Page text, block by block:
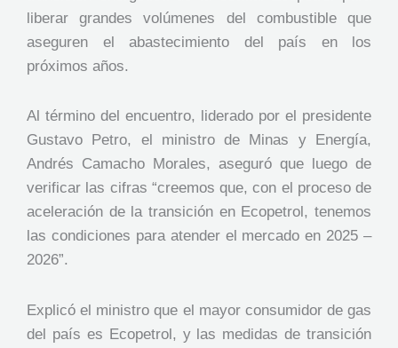
liberar grandes volúmenes del combustible que
aseguren el abastecimiento del país en los
próximos años.
Al término del encuentro, liderado por el presidente
Gustavo Petro, el ministro de Minas y Energía,
Andrés Camacho Morales, aseguró que luego de
verificar las cifras “creemos que, con el proceso de
aceleración de la transición en Ecopetrol, tenemos
las condiciones para atender el mercado en 2025 –
2026”.
Explicó el ministro que el mayor consumidor de gas
del país es Ecopetrol, y las medidas de transición